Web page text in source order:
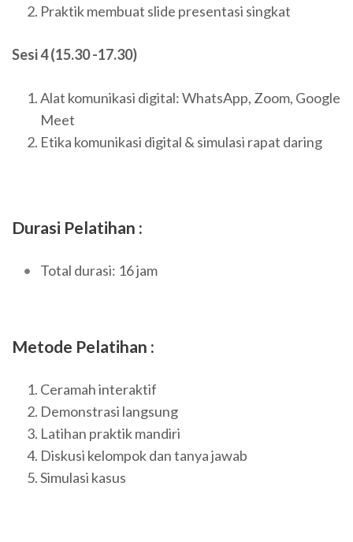
Praktik membuat slide presentasi singkat
Sesi 4 (15.30 -17.30)
Alat komunikasi digital: WhatsApp, Zoom, Google
Meet
Etika komunikasi digital & simulasi rapat daring
Durasi Pelatihan :
Total durasi: 16 jam
Metode Pelatihan :
Ceramah interaktif
Demonstrasi langsung
Latihan praktik mandiri
Diskusi kelompok dan tanya jawab
Simulasi kasus